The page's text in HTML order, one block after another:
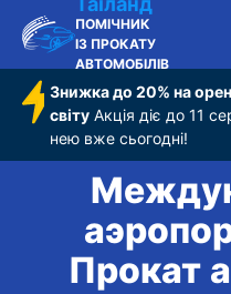
ПОМІЧНИК
ІЗ ПРОКАТУ
АВТОМОБІЛІВ
Знижка до 20% на
світу Акція діє до 11
нею вже сьогодні!
Прокат